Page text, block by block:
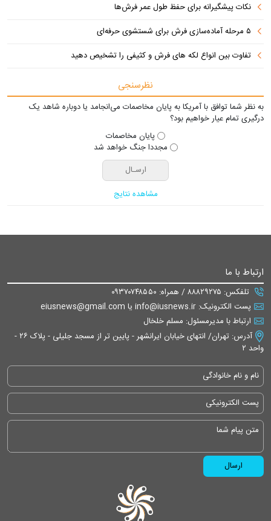
نکات پیشگیرانه برای حفظ طول عمر فرش‌ها
۵ مرحله آماده‌سازی فرش برای شستشوی حرفه‌ای
تفاوت‌ بین انواع لکه های فرش و کثیفی را تشخیص دهید
نظرسنجی
به نظر شما توافق با آمریکا به پایان مخاصمات می‌انجامد یا دوباره شاهد یک
درگیری تمام عیار خواهیم بود؟
پایان مخاصمات
مجددا جنگ خواهد شد
مشاهده نتایج
ارتباط با ما
تلفکس: ۸۸۸۲۹۲۷۵ / همراه: ۰۹۳۷۰۷۴۸۵۵۰
پست الکترونیک: info@iusnews.ir یا eiusnews@gmail.com
ارتباط با مدیرمسئول: مسلم خلخال
آدرس: تهران/ انتهای خیابان ایرانشهر - پایین تر از مسجد جلیلی - پلاک ۲۶ -
واحد ۲